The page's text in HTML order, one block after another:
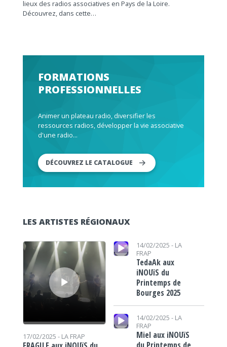
lieux des radios associatives en Pays de la Loire.
Découvrez, dans cette…
FORMATIONS
PROFESSIONNELLES
Animer un plateau radio, diversifier les
ressources radios, développer la vie associative
d'une radio...
DÉCOUVREZ LE CATALOGUE
LES ARTISTES RÉGIONAUX
Lecteur audio
17/02/2025 - LA FRAP
Lecteur audio 14/02/2025 - LA
FRAP
TedaAk aux
iNOUïS du
Printemps de
Bourges 2025
Lecteur audio
14/02/2025 - LA
FRAP
Miel aux iNOUïS